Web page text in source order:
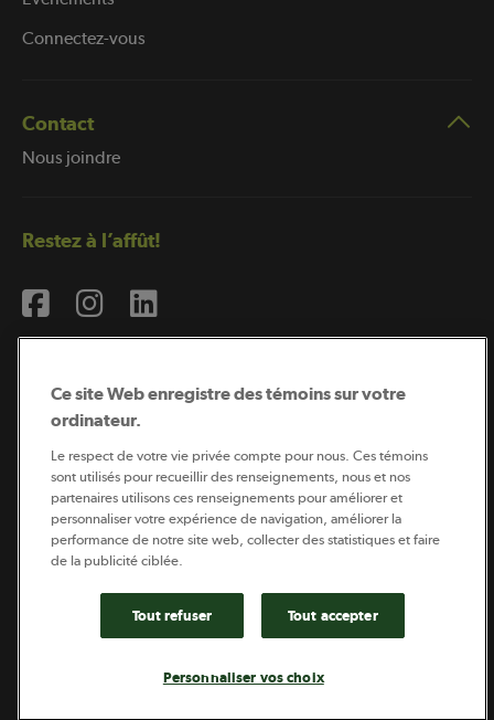
Connectez-vous
Contact
Nous joindre
Restez à l’affût!
Coopérateur est publié par Sollio Groupe Coopératif.
Il est l’outil d’information de la coopération agricole
québécoise.
Ce site Web enregistre des témoins sur votre
ordinateur.
Le respect de votre vie privée compte pour nous. Ces témoins
sont utilisés pour recueillir des renseignements, nous et nos
partenaires utilisons ces renseignements pour améliorer et
personnaliser votre expérience de navigation, améliorer la
performance de notre site web, collecter des statistiques et faire
de la publicité ciblée.
Tout refuser Tout accepter
Personnaliser vos choix